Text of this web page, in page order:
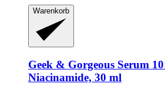
Warenkorb
Geek & Gorgeous Serum
Niacinamide, 30 ml